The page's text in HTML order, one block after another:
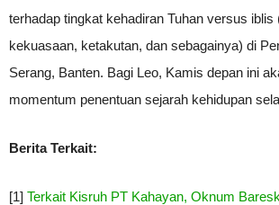
terhadap tingkat kehadiran Tuhan versus iblis
kekuasaan, ketakutan, dan sebagainya) di
Serang, Banten. Bagi Leo, Kamis depan ini
momentum penentuan sejarah kehidupan
Berita Terkait:
[1] Terkait Kisruh PT Kahayan, Oknum